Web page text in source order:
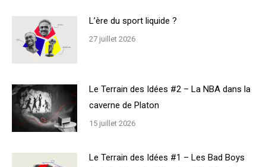
L’ère du sport liquide ?
27 juillet 2026
Le Terrain des Idées #2 – La NBA dans la
caverne de Platon
15 juillet 2026
Le Terrain des Idées #1 – Les Bad Boys